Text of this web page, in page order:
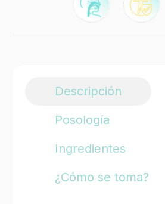
Descripción
Posología
Ingredientes
¿Cómo se toma?